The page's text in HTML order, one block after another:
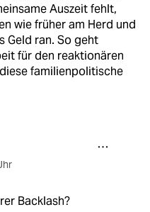
Auszeit fehlt,
wie früher am Herd und
Geld ran. So geht
für den reaktionären
familienpolitische
Backlash?